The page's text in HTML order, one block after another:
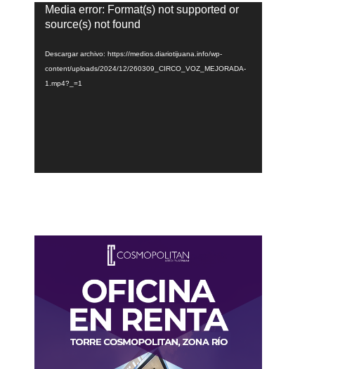
Reproductor
de
Media error: Format(s) not supported or
source(s) not found
Descargar archivo: https://medios.diariotijuana.info/wp-
content/uploads/2024/12/260309_CIRCO_VOZ_MEJORADA-
1.mp4?_=1